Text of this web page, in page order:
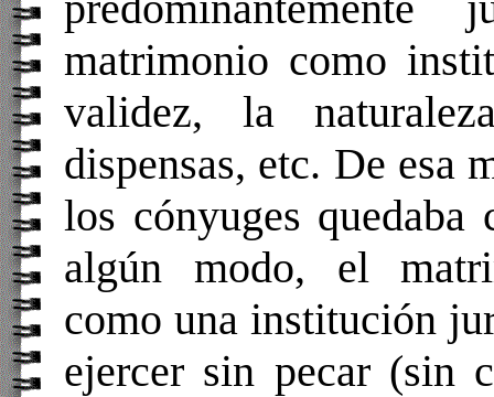
matrimonio como
validez, la
dispensas, etc. De esa
los cónyuges
algún modo, el
como una institución
ejercer sin pecar (sin